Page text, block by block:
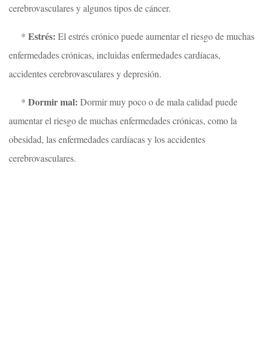
cerebrovasculares y algunos tipos de cáncer.
* Estrés: El estrés crónico puede aumentar el riesgo de muchas
enfermedades crónicas, incluidas enfermedades cardíacas,
accidentes cerebrovasculares y depresión.
* Dormir mal: Dormir muy poco o de mala calidad puede
aumentar el riesgo de muchas enfermedades crónicas, como la
obesidad, las enfermedades cardíacas y los accidentes
cerebrovasculares.